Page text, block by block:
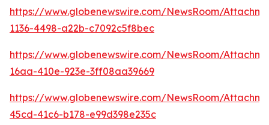
https://www.globenewswire.com/NewsRoom/
1136-4498-a22b-c7092c5f8bec
https://www.globenewswire.com/NewsRoom/
16aa-410e-923e-3ff08aa39669
https://www.globenewswire.com/NewsRoom/
45cd-41c6-b178-e99d398e235c